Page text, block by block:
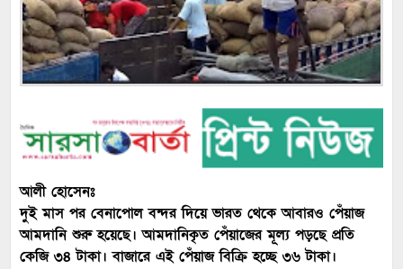
আলী হোসেনঃ
দুই মাস পর বেনাপোল বন্দর দিয়ে ভারত থেকে আবারও পেঁয়াজ
আমদানি শুরু হয়েছে। আমদানিকৃত পেঁয়াজের মূল্য পড়ছে প্রতি
কেজি ৩৪ টাকা। বাজারে এই পেঁয়াজ বিক্রি হচ্ছে ৩৬ টাকা।